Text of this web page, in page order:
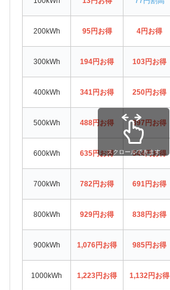
200kWh 95円お得 4円お得
300kWh 194円お得 103円お得
400kWh 341円お得 250円お得
500kWh 488円お得 397円お得
600kWh 635円お得 544円お得
700kWh 782円お得 691円お得
800kWh 929円お得 838円お得
900kWh 1,076円お得 985円お得
1000kWh 1,223円お得 1,132円お得
スクロールできます